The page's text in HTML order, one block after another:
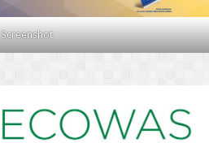
Screenshot